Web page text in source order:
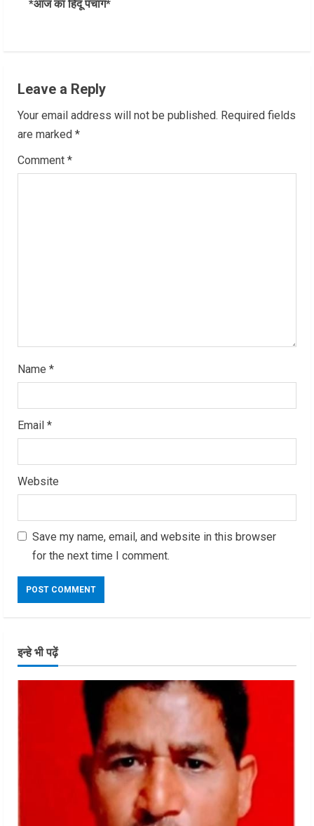
t
u
e
R
*आज का हिंदू पंचांग*
Leave a Reply
Your email address will not be published. Required fields
are marked *
Comment *
Name *
Email *
Website
Save my name, email, and website in this browser
for the next time I comment.
इन्हे भी पढ़ें